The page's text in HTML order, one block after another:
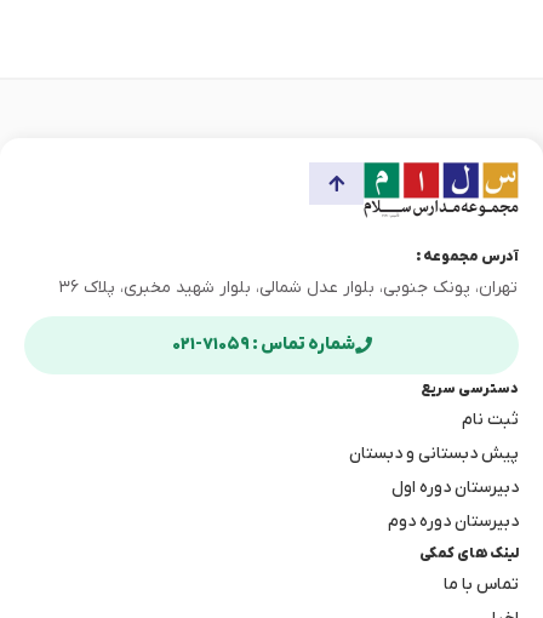
آدرس مجموعه :
تهران، پونک جنوبی، بلوار عدل شمالی، بلوار شهید مخبری، پلاک ۳۶
شماره تماس : ۷۱۰۵۹-۰۲۱
دسترسی سریع
ثبت نام
پیش دبستانی و دبستان
دبیرستان دوره اول
دبیرستان دوره دوم
لینک های کمکی
تماس با ما